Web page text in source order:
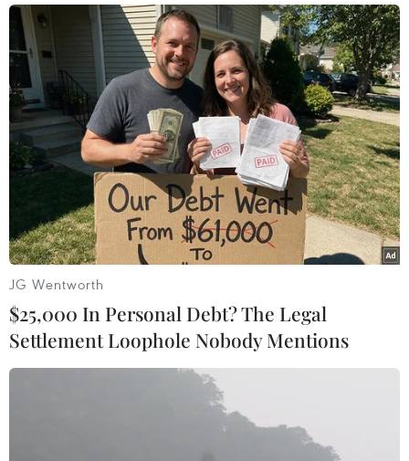
Link xem trực tiếp trận chung kết U23
Việt Nam-U23 Thái Lan
26/02/2022 08:57
Nếu giành chiến thắng trước U23 Thái Lan ở trận chung
kết, đội tuyển U23 Việt Nam sẽ lần đầu tiên trong lịch sử
giành chức vô địch tại giải U23 Đông Nam Á.
JG Wentworth
$25,000 In Personal Debt? The Legal
Settlement Loophole Nobody Mentions